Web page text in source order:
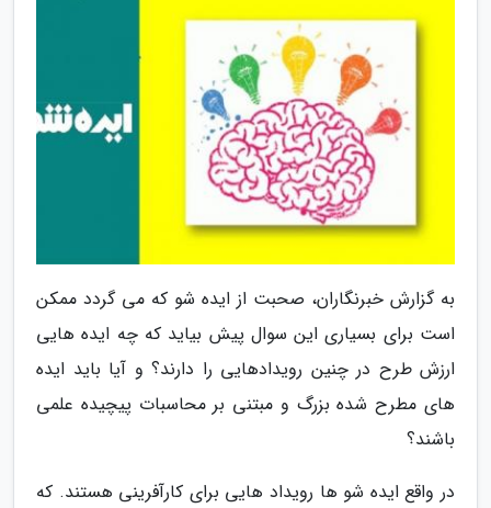
به گزارش خبرنگاران، صحبت از ایده شو که می گردد ممکن
است برای بسیاری این سوال پیش بیاید که چه ایده هایی
ارزش طرح در چنین رویدادهایی را دارند؟ و آیا باید ایده
های مطرح شده بزرگ و مبتنی بر محاسبات پیچیده علمی
باشند؟
در واقع ایده شو ها رویداد هایی برای کارآفرینی هستند. که